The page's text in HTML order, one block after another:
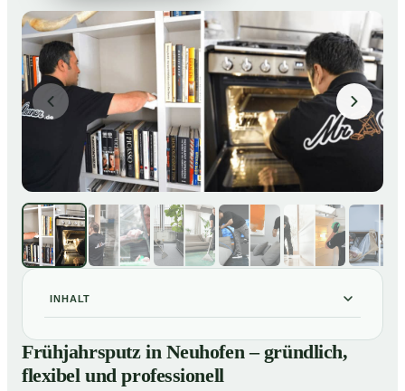
INHALT
01 Frühjahrsputz in Neuhofen – gründlich, flexibel und
professionell
Frühjahrsputz in Neuhofen – gründlich,
flexibel und professionell